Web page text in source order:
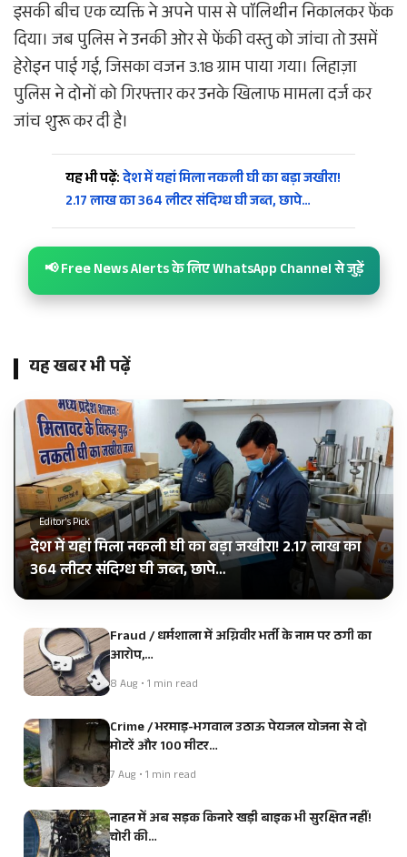
इसकी बीच एक व्यक्ति ने अपने पास से पाॅलिथीन निकालकर फेंक
दिया। जब पुलिस ने उनकी ओर से फेंकी वस्तु को जांचा तो उसमें
हेरोइन पाई गई, जिसका वजन 3.18 ग्राम पाया गया। लिहाज़ा
पुलिस ने दोनों को गिरफ्तार कर उनके खिलाफ मामला दर्ज कर
जांच शुरू कर दी है।
यह भी पढ़ें:देश में यहां मिला नकली घी का बड़ा जखीरा!
2.17 लाख का 364 लीटर संदिग्ध घी जब्त, छापे…
📢 Free News Alerts के लिए WhatsApp Channel से जुड़ें
यह खबर भी पढ़ें
Editor's Pick
देश में यहां मिला नकली घी का बड़ा जखीरा! 2.17 लाख का
364 लीटर संदिग्ध घी जब्त, छापे…
Fraud / धर्मशाला में अग्निवीर भर्ती के नाम पर ठगी का
आरोप,…
8 Aug • 1 min read
Crime / भरमाड़-भगवाल उठाऊ पेयजल योजना से दो
मोटरें और 100 मीटर…
7 Aug • 1 min read
नाहन में अब सड़क किनारे खड़ी बाइक भी सुरक्षित नहीं!
चोरी की…